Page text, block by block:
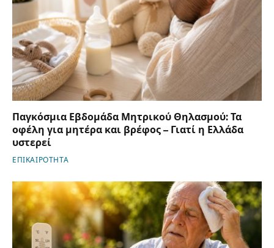
Παγκόσμια Εβδομάδα Μητρικού Θηλασμού: Τα
οφέλη για μητέρα και βρέφος – Γιατί η Ελλάδα
υστερεί
ΕΠΙΚΑΙΡΟΤΗΤΑ